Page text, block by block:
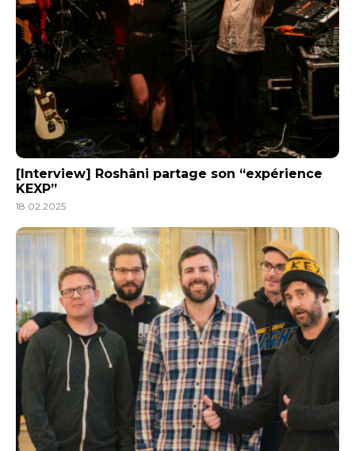
[Interview] Roshâni partage son “expérience
KEXP”
18.02.2025